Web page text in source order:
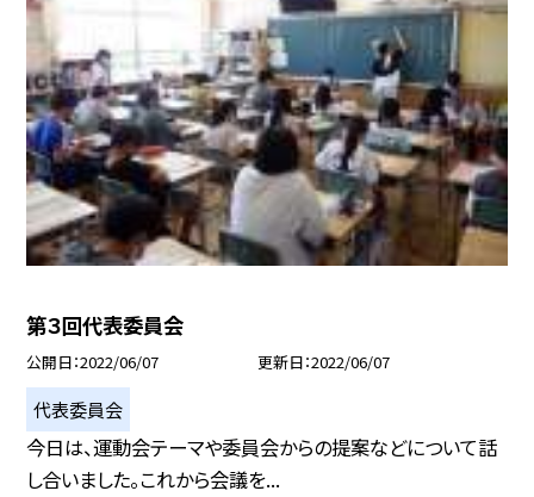
第３回代表委員会
公開日 2022/06/07 更新日 2022/06/07
代表委員会
今日は、運動会テーマや委員会からの提案などについて話
し合いました。これから会議を...